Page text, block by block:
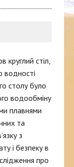
круглий стіл,
водності
столу було
водообміну
плавнями
та
з
і безпеку в
про